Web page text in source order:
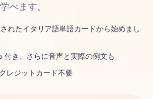
べます。
れたイタリア語単語カードから始めまし
付き、さらに音声と実際の例文も
レジットカード不要